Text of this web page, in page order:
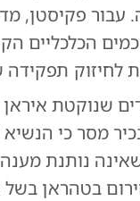
עבור פקיסטן,
הכלכליים
תפקידה
שנוקטת איראן
בכיר מסר כי
נותנת מענה